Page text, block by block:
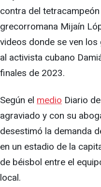
contra del
grecorromana Mijaín
videos donde se ven
al activista cubano
finales de 2023.
Según el medio Diario
agraviado y con su
desestimó la demanda
en un estadio de la
de béisbol entre el
local.